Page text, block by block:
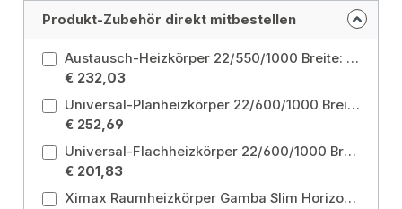
Produkt-Zubehör direkt mitbestellen
Austausch-Heizkörper 22/550/1000 Breite: 1000 mm
€ 232,03
Universal-Planheizkörper 22/600/1000 Breite: 1000 mm / Höhe: 600 mm
€ 252,69
Universal-Flachheizkörper 22/600/1000 Breite: 1000 mm / Höhe: 600 mm
€ 201,83
Ximax Raumheizkörper Gamba Slim Horizontal 610 mm x 1000 mm 688 Watt Weiß RAL 9003 Größe: 610x1000 mm